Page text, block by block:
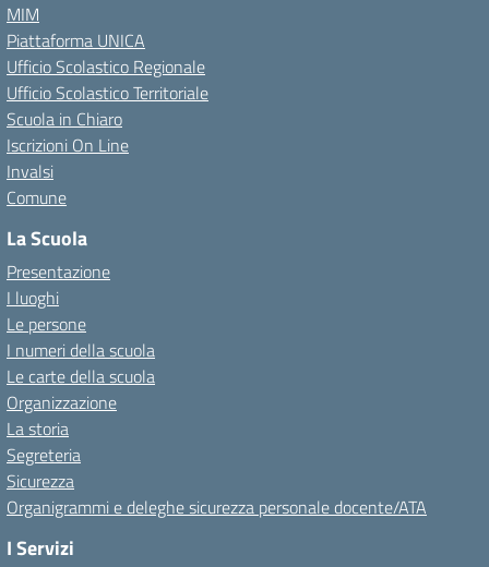
MIM
Piattaforma UNICA
Ufficio Scolastico Regionale
Ufficio Scolastico Territoriale
Scuola in Chiaro
Iscrizioni On Line
Invalsi
Comune
La Scuola
Presentazione
I luoghi
Le persone
I numeri della scuola
Le carte della scuola
Organizzazione
La storia
Segreteria
Sicurezza
Organigrammi e deleghe sicurezza personale docente/ATA
I Servizi